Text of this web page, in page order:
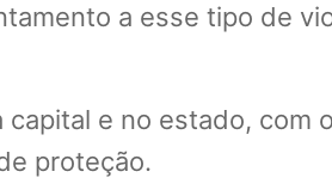
a esse tipo de
e no estado, com
proteção.